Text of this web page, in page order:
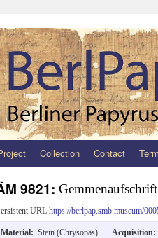
Collection Contact
9821: Gemmenaufschrift
URL https://berlpap.smb.museum/
Material: Stein (Chrysopas) Acquisition: